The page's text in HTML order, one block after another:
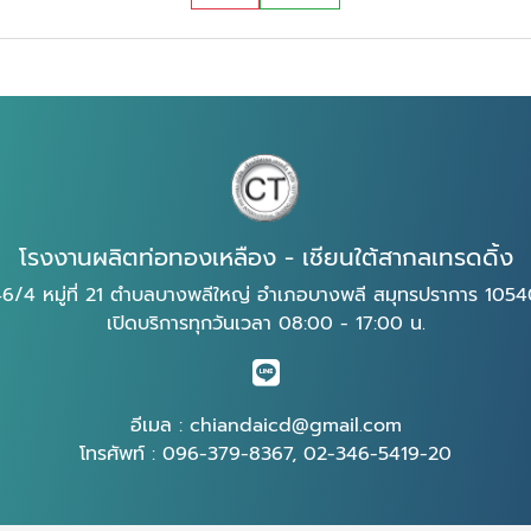
โรงงานผลิตท่อทองเหลือง - เชียนใต้สากลเทรดดิ้ง
4 หมู่ที่ 21 ตำบลบางพลีใหญ่ อำเภอบางพลี สมุทรปราการ
เปิดบริการทุกวันเวลา 08:00 - 17:00 น.
อีเมล : chiandaicd@gmail.com
โทรศัพท์ : 096-379-8367, 02-346-5419-20